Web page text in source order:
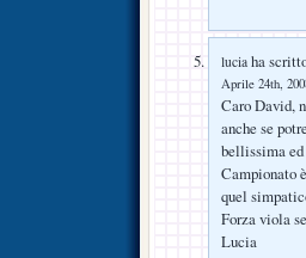
lucia ha
Aprile 24th,
Caro David,
anche se
bellissima ed
Campionato
quel
Forza viola
Lucia